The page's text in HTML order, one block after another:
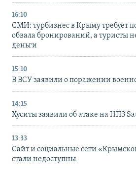
16:10
СМИ: турбизнес в Крыму требует
обвала бронирований, а туристы
деньги
15:10
В ВСУ заявили о поражении
14:15
Хуситы заявили об атаке на НПЗ
13:33
Сайт и социальные сети
стали недоступны